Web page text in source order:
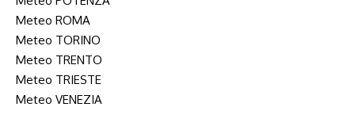
Meteo ROMA
Meteo TORINO
Meteo TRENTO
Meteo TRIESTE
Meteo VENEZIA